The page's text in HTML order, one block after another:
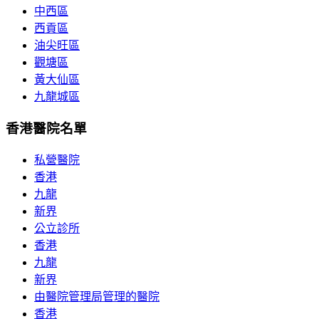
中西區
西貢區
油尖旺區
觀塘區
黃大仙區
九龍城區
香港醫院名單
私營醫院
香港
九龍
新界
公立診所
香港
九龍
新界
由醫院管理局管理的醫院
香港